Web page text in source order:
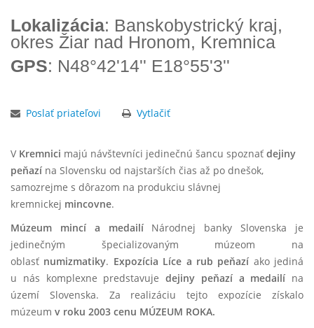
Lokalizácia: Banskobystrický kraj,
okres Žiar nad Hronom, Kremnica
GPS: N48°42'14'' E18°55'3''
Poslať priateľovi Vytlačiť
V Kremnici majú návštevníci jedinečnú šancu spoznať dejiny
peňazí na Slovensku od najstarších čias až po dnešok,
samozrejme s dôrazom na produkciu slávnej
kremnickej mincovne.
Múzeum mincí a medailíNárodnej banky Slovenska je
jedinečným špecializovaným múzeom na
oblasť numizmatiky. Expozícia Líce a rub peňazí ako jediná
u nás komplexne predstavuje dejiny peňazí a medailí na
území Slovenska. Za realizáciu tejto expozície získalo
múzeum v roku 2003 cenu MÚZEUM ROKA.